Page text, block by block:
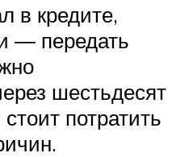
в кредите,
― передать
шестьдесят
потратить